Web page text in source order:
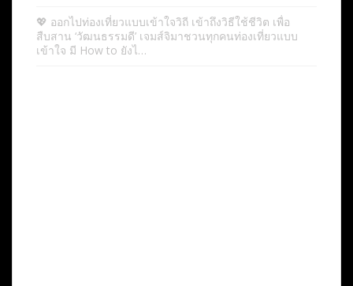
💖 ออกไปท่องเที่ยวแบบเข้าใจวิถี เข้าถึงวิธีใช้ชีวิต เพื่อ
สืบสาน ‘วัฒนธรรมดี’ เจมส์จิมาชวนทุกคนท่องเที่ยวแบบ
เข้าใจ มี How to ยังไ…